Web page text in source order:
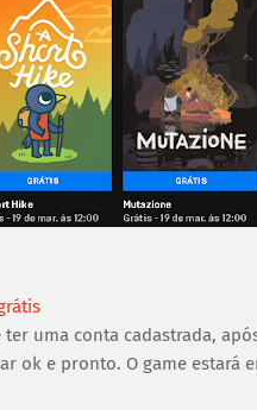
ter uma conta cadastrada,
ok e pronto. O game estará